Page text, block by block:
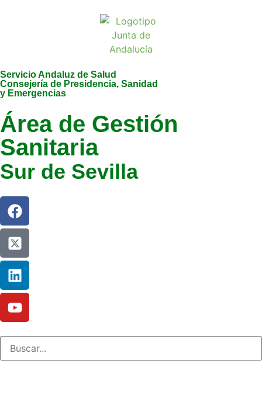
Servicio Andaluz de Salud
Consejería de Presidencia, Sanidad
y Emergencias
Área de Gestión
Sanitaria
Sur de Sevilla